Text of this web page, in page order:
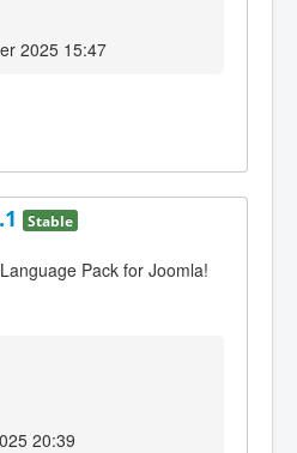
2025 15:47
Stable
Pack for Joomla!
20:39